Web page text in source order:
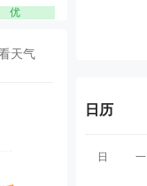
优
天气
日历
日 一